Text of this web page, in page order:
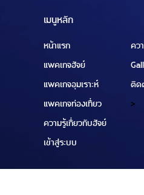
เมนูหลัก
หน้าแรก
แพคเกจฮัจย์
แพคเกจอุมเราะห์
แพคเกจท่องเที่ยว
ความรู้เกี่ยวกับฮัจย์
เข้าสู่ระบบ
คว
ติด
>